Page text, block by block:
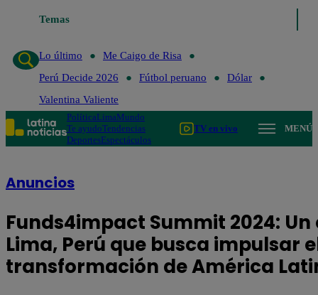
Temas
Lo último
Me Caigo de Risa
Perú Decide 2026
Fútbol peruano
Dólar
Valentina Valiente
PolíticaLimaMundo
Te ayudoTendencias
DeportesEspectáculos
TV en vivo MENÚ
Anuncios
Funds4impact Summit 2024:
Lima, Perú que busca impulsar
transformación de América